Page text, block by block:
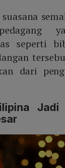
seperti
dari
Jadi